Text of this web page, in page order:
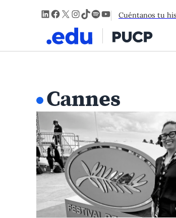
LinkedIn
Facebook
X Instagram
TikTok
Spotify
YouTube
Cuéntanos tu
Cannes